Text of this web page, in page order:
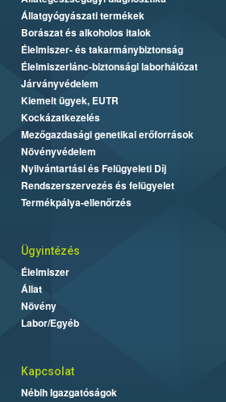
Állatgyógyászati termékek
Borászat és alkoholos italok
Élelmiszer- és takarmánybiztonság
Élelmiszerlánc-biztonsági laborhálózat
Járványvédelem
Kiemelt ügyek, EUTR
Kockázatkezelés
Mezőgazdasági genetikai erőforrások
Növényvédelem
Nyilvántartási és Felügyeleti Díj
Rendszerszervezés és felügyelet
Termékpálya-ellenőrzés
Ügyintézés
Élelmiszer
Állat
Növény
Labor/Egyéb
Kapcsolat
Nébih Igazgatóságok